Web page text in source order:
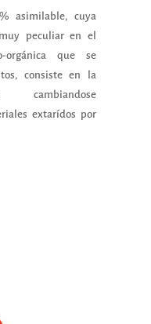
asimilable, cuya
peculiar en el
orgánica que se
consiste en la
cambiandose
extarídos por